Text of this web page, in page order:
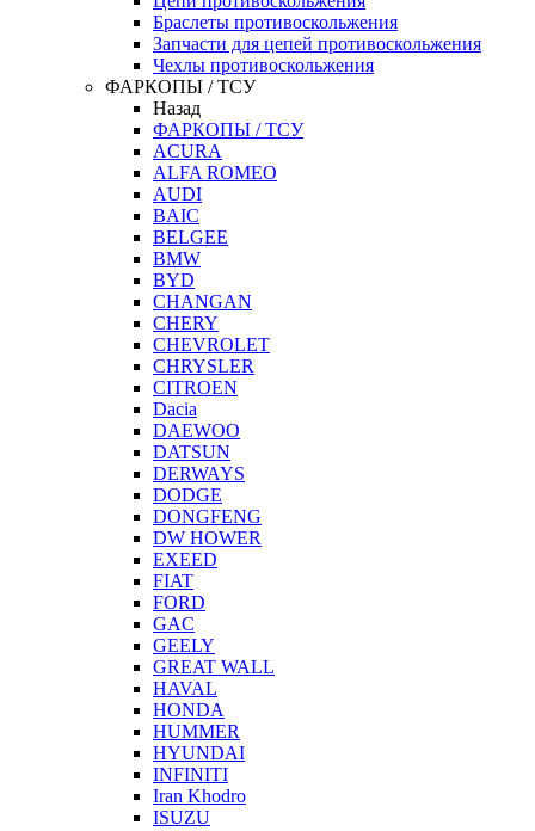
Браслеты противоскольжения
Запчасти для цепей противоскольжения
Чехлы противоскольжения
ФАРКОПЫ / ТСУ
Назад
ФАРКОПЫ / ТСУ
ACURA
ALFA ROMEO
AUDI
BAIC
BELGEE
BMW
BYD
CHANGAN
CHERY
CHEVROLET
CHRYSLER
CITROEN
Dacia
DAEWOO
DATSUN
DERWAYS
DODGE
DONGFENG
DW HOWER
EXEED
FIAT
FORD
GAC
GEELY
GREAT WALL
HAVAL
HONDA
HUMMER
HYUNDAI
INFINITI
Iran Khodro
ISUZU